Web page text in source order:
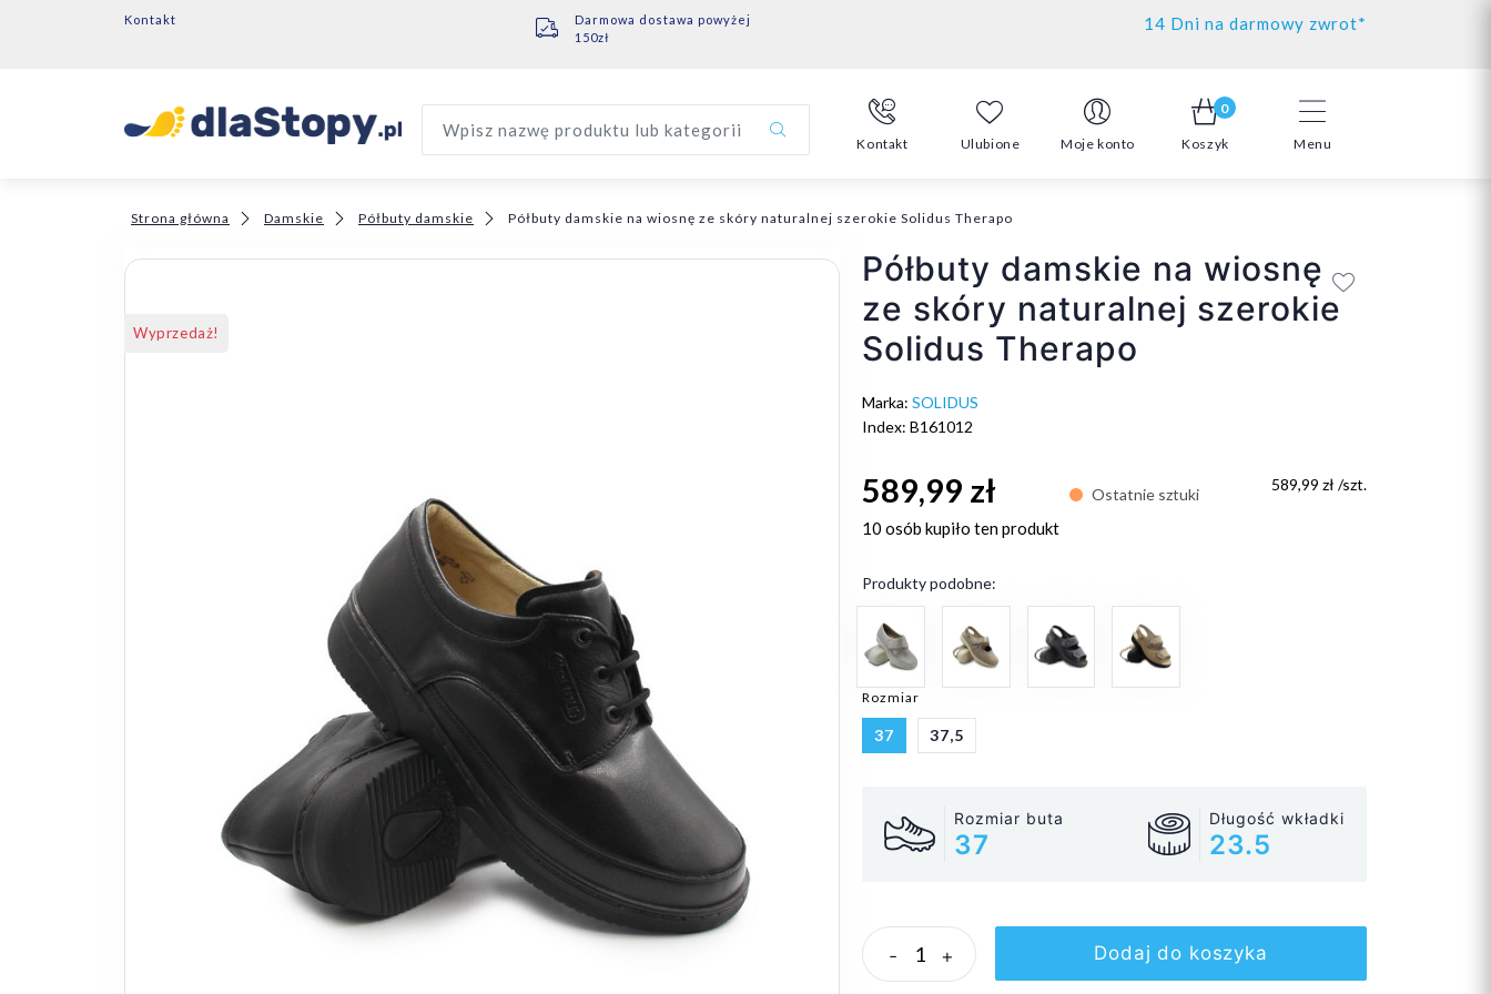
Kontakt
Darmowa dostawa powyżej
150zł
14 Dni na darmowy zwrot*
Menu
Wpisz nazwę produktu lub kategorii
Kontakt Ulubione Moje konto
0
Koszyk
Strona główna Damskie Półbuty damskie Półbuty damskie na wiosnę ze skóry naturalnej szerokie Solidus Therapo
Wyprzedaż!
Półbuty damskie na wiosnę
ze skóry naturalnej szerokie
Solidus Therapo
Marka: SOLIDUS
Index: B161012
589,99 zł Ostatnie sztuki
589,99 zł /szt.
10 osób kupiło ten produkt
Produkty podobne:
Rozmiar
37 37,5
Rozmiar buta
37
Długość wkładki
23.5
- + Dodaj do koszyka